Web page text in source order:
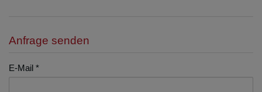
Anfrage senden
E-Mail